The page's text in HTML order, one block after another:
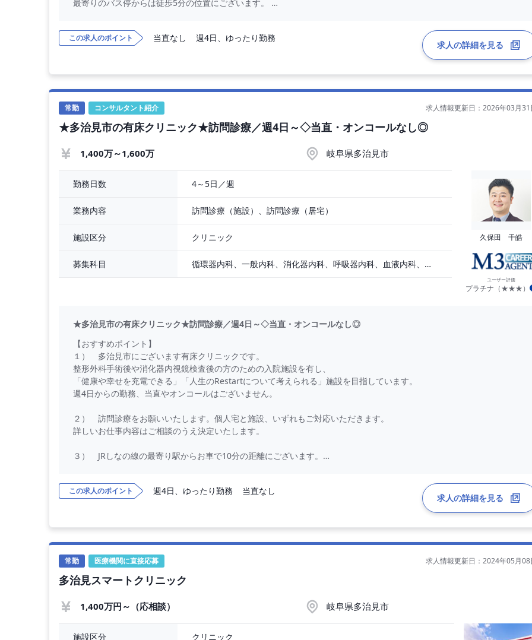
最寄りのバス停からは徒歩5分の位置にございます。
【勤務内容】
外来診療をお願いいたします。
◇ 外来担当数 ： 最大10コマ／週
◇ 外来受診者数 ： 25～30名／コマ
【勤務条件】
◇ 勤務時間 ： 月火金土9：00～18：30、水日9：00～12：00
この求人のポイント 当直なし 週4日、ゆったり勤務
求人の詳細を見る
常勤 コンサルタント紹介 求人情報更新日：2026年03月31
★多治見市の有床クリニック★訪問診療／週4日～◇当直・オンコールなし◎
1,400万～1,600万 岐阜県多治見市
勤務日数 4～5日／週
業務内容 訪問診療（施設）、訪問診療（居宅）
施設区分 クリニック
募集科目 循環器内科、一般内科、消化器内科、呼吸器内科、血液内科、脳神経内科、内分泌内科、老人内科、一般外科、消化器外科、その他
久保田 千皓
ユーザー評価
プラチナ（★★★）
★多治見市の有床クリニック★訪問診療／週4日～◇当直・オンコールなし◎
【おすすめポイント】
１） 多治見市にございます有床クリニックです。
整形外科手術後や消化器内視鏡検査後の方のための入院施設を有し、
「健康や幸せを充電できる」「人生のRestartについて考えられる」施設を目指しています。
週4日からの勤務、当直やオンコールはございません。
２） 訪問診療をお願いいたします。個人宅と施設、いずれもご対応いただきます。
詳しいお仕事内容はご相談のうえ決定いたします。
３） JRしなの線の最寄り駅からお車で10分の距離にございます。
【勤務内容】
◇ 訪問先 ： 個人宅、施設
◇ 訪問診療時の同行者 ： 看護師またはアシスタント
【勤務条件】
◇ 年収 ： 1,400万円 〜 1,600万円
◇ 勤務日数 ：
この求人のポイント 週4日、ゆったり勤務 当直なし
求人の詳細を見る
常勤 医療機関に直接応募 求人情報更新日：2024年05月08
多治見スマートクリニック
1,400万円～（応相談） 岐阜県多治見市
施設区分 クリニック